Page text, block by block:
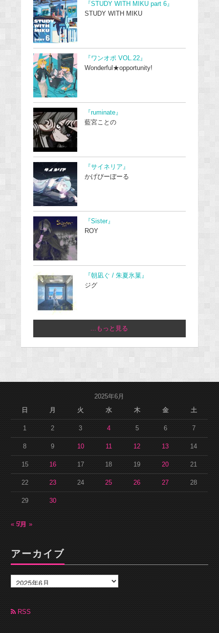
『STUDY WITH MIKU part 6』
STUDY WITH MIKU
『ワンオポ VOL.22』
Wonderful★opportunity!
『ruminate』
藍宮ことの
『サイネリア』
かげぴーぼーる
『Sister』
ROY
『朝凪ぐ / 朱夏氷菓』
ジグ
...もっと見る
2025年6月
日
月 火 水 木 金 土
1 2 3 4 5 6 7
8 9 10 11 12 13 14
15 16 17 18 19 20 21
22 23 24 25 26 27 28
29 30
« 5月7月 »
アーカイブ
ー
カ
ブRSS